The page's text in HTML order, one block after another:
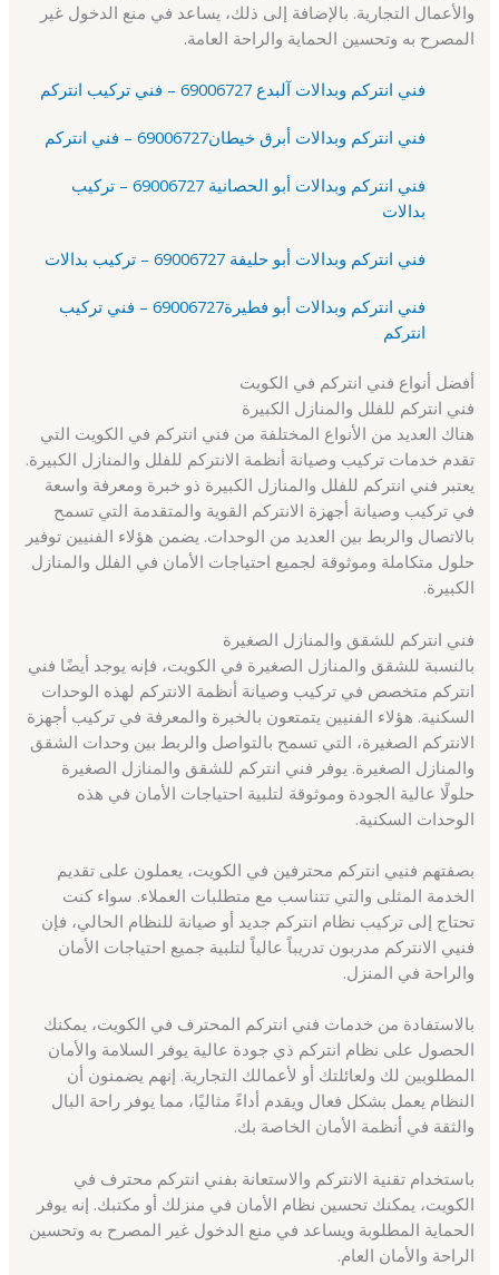
والأعمال التجارية. بالإضافة إلى ذلك، يساعد في منع الدخول غير
المصرح به وتحسين الحماية والراحة العامة.
فني انتركم وبدالات آلبدع 69006727 – فني تركيب انتركم
فني انتركم وبدالات أبرق خيطان69006727 – فني انتركم
فني انتركم وبدالات أبو الحصانية 69006727 – تركيب
بدالات
فني انتركم وبدالات أبو حليفة 69006727 – تركيب بدالات
فني انتركم وبدالات أبو فطيرة69006727 – فني تركيب
انتركم
أفضل أنواع فني انتركم في الكويت
فني انتركم للفلل والمنازل الكبيرة
هناك العديد من الأنواع المختلفة من فني انتركم في الكويت التي
تقدم خدمات تركيب وصيانة أنظمة الانتركم للفلل والمنازل الكبيرة.
يعتبر فني انتركم للفلل والمنازل الكبيرة ذو خبرة ومعرفة واسعة
في تركيب وصيانة أجهزة الانتركم القوية والمتقدمة التي تسمح
بالاتصال والربط بين العديد من الوحدات. يضمن هؤلاء الفنيين توفير
حلول متكاملة وموثوقة لجميع احتياجات الأمان في الفلل والمنازل
الكبيرة.
فني انتركم للشقق والمنازل الصغيرة
بالنسبة للشقق والمنازل الصغيرة في الكويت، فإنه يوجد أيضًا فني
انتركم متخصص في تركيب وصيانة أنظمة الانتركم لهذه الوحدات
السكنية. هؤلاء الفنيين يتمتعون بالخبرة والمعرفة في تركيب أجهزة
الانتركم الصغيرة، التي تسمح بالتواصل والربط بين وحدات الشقق
والمنازل الصغيرة. يوفر فني انتركم للشقق والمنازل الصغيرة
حلولًا عالية الجودة وموثوقة لتلبية احتياجات الأمان في هذه
الوحدات السكنية.
بصفتهم فنيي انتركم محترفين في الكويت، يعملون على تقديم
الخدمة المثلى والتي تتناسب مع متطلبات العملاء. سواء كنت
تحتاج إلى تركيب نظام انتركم جديد أو صيانة للنظام الحالي، فإن
فنيي الانتركم مدربون تدريباً عالياً لتلبية جميع احتياجات الأمان
والراحة في المنزل.
بالاستفادة من خدمات فني انتركم المحترف في الكويت، يمكنك
الحصول على نظام انتركم ذي جودة عالية يوفر السلامة والأمان
المطلوبين لك ولعائلتك أو لأعمالك التجارية. إنهم يضمنون أن
النظام يعمل بشكل فعال ويقدم أداءً مثاليًا، مما يوفر راحة البال
والثقة في أنظمة الأمان الخاصة بك.
باستخدام تقنية الانتركم والاستعانة بفني انتركم محترف في
الكويت، يمكنك تحسين نظام الأمان في منزلك أو مكتبك. إنه يوفر
الحماية المطلوبة ويساعد في منع الدخول غير المصرح به وتحسين
الراحة والأمان العام.